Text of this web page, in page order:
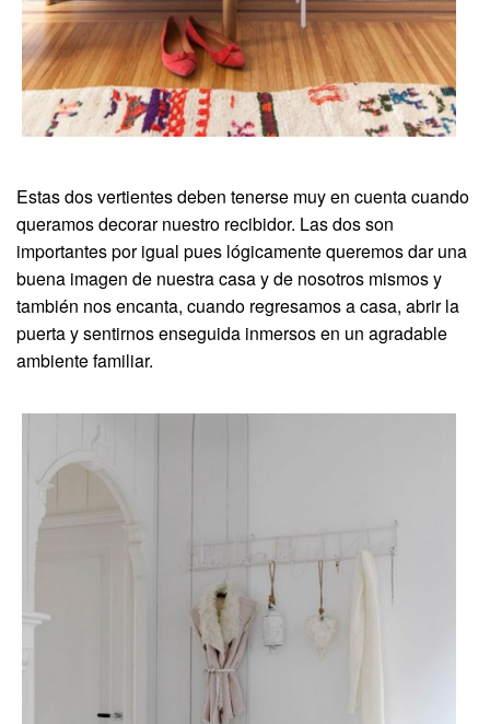
Estas dos vertientes deben tenerse muy en cuenta cuando
queramos decorar nuestro recibidor. Las dos son
importantes por igual pues lógicamente queremos dar una
buena imagen de nuestra casa y de nosotros mismos y
también nos encanta, cuando regresamos a casa, abrir la
puerta y sentirnos enseguida inmersos en un agradable
ambiente familiar.